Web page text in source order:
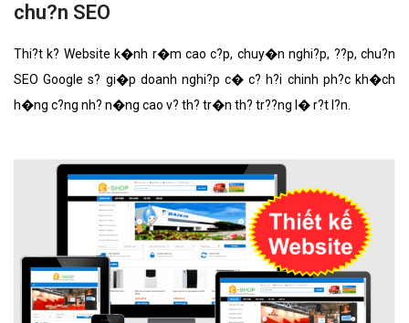
chu?n SEO
Thi?t k? Website k�nh r�m cao c?p, chuy�n nghi?p, ??p, chu?n
SEO Google s? gi�p doanh nghi?p c� c? h?i chinh ph?c kh�ch
h�ng c?ng nh? n�ng cao v? th? tr�n th? tr??ng l� r?t l?n.